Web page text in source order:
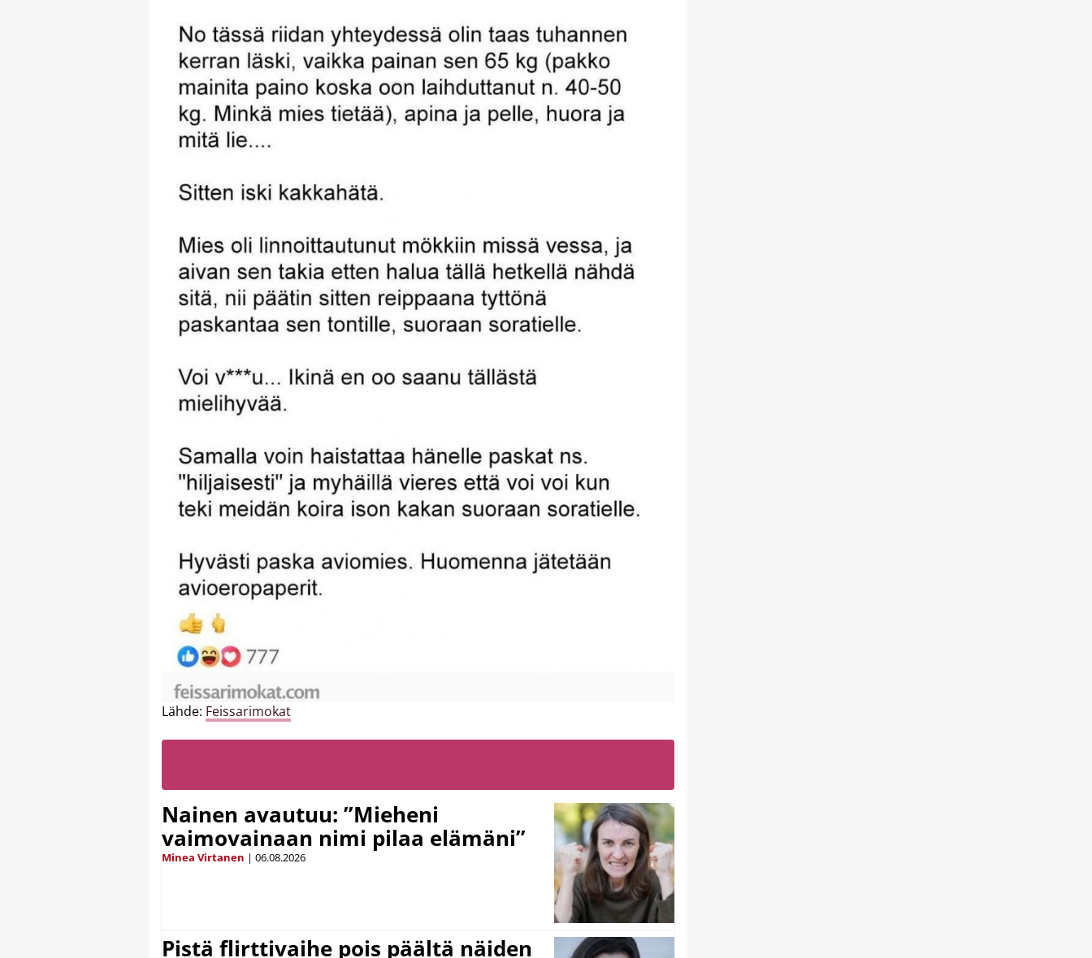
Lähde: Feissarimokat
Nainen avautuu: ”Mieheni
vaimovainaan nimi pilaa elämäni”
Minea Virtanen | 06.08.2026
Pistä flirttivaihe pois päältä näiden